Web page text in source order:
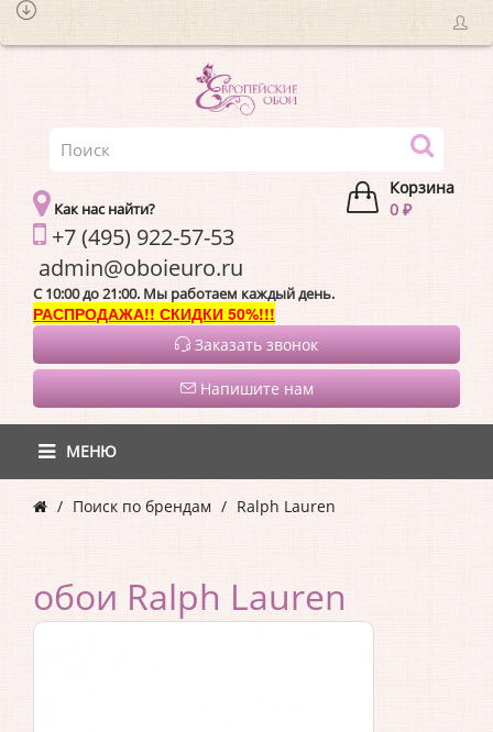
Корзина
0 ₽
Как нас найти?
+7 (495) 922-57-53
C 10:00 до 21:00. Мы работаем каждый день.
РАСПРОДАЖА!! СКИДКИ 50%!!!
Заказать звонок
Напишите нам
МЕНЮ
Поиск по брендам Ralph Lauren
обои Ralph Lauren